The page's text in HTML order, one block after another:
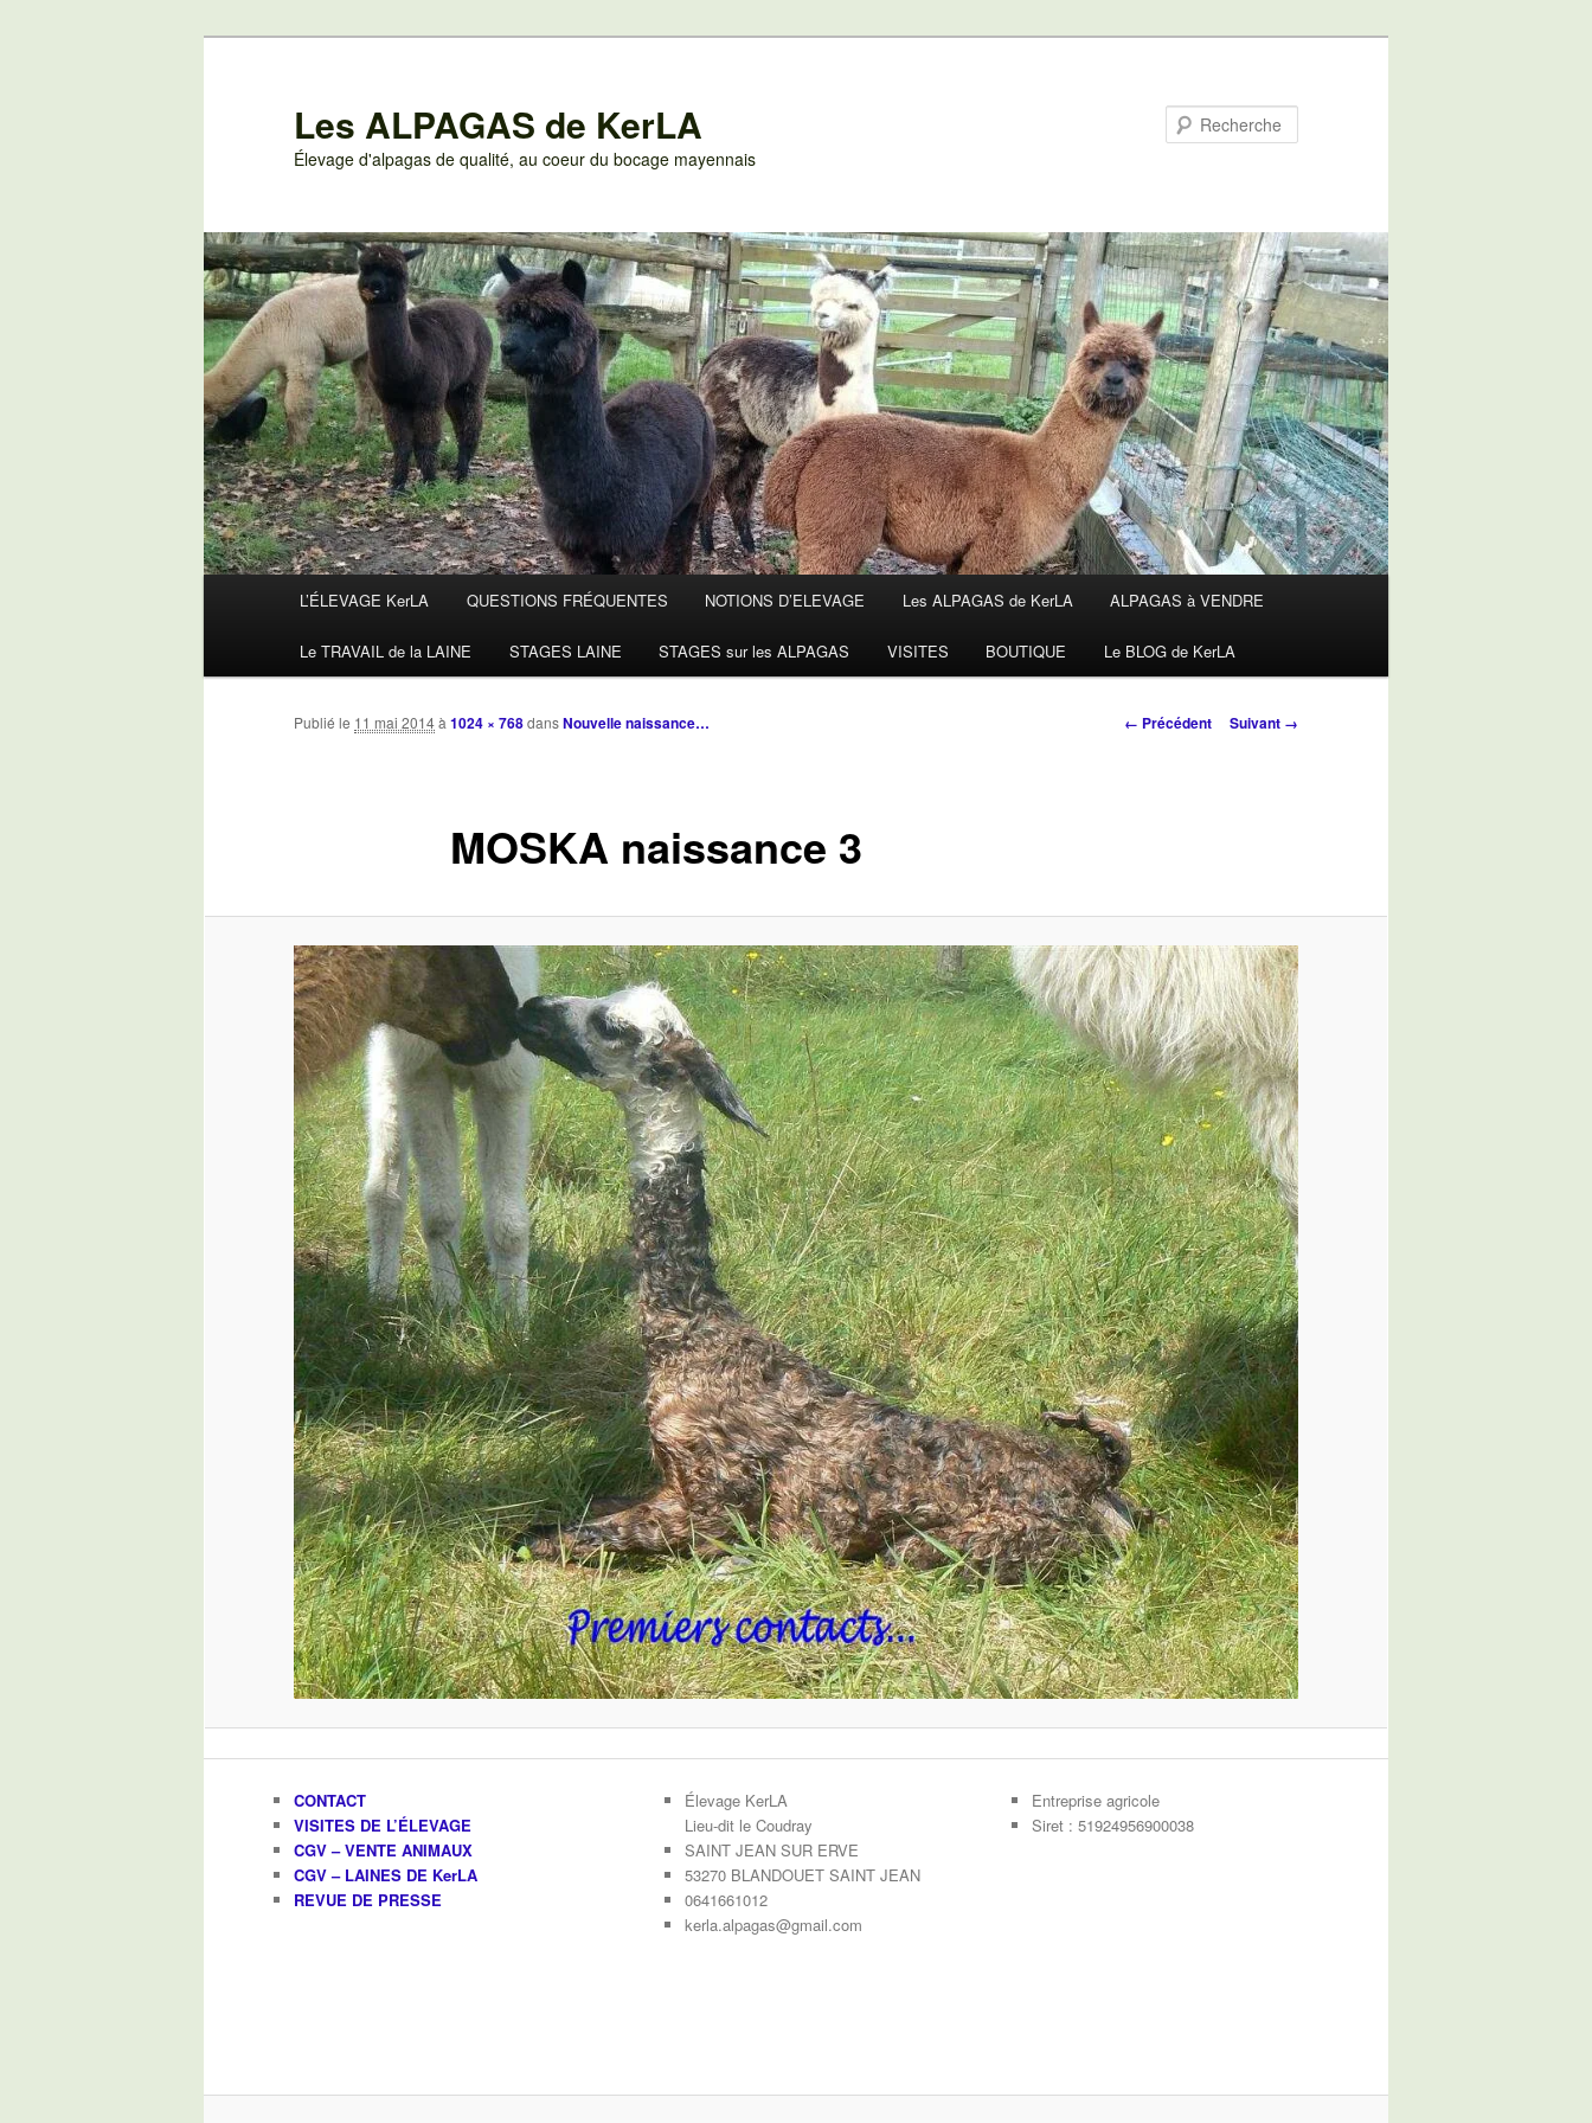
Les ALPAGAS de KerLA
Élevage d'alpagas de qualité, au coeur du bocage mayennais
L’ÉLEVAGE KerLA QUESTIONS FRÉQUENTES NOTIONS D’ELEVAGE Les ALPAGAS de KerLA ALPAGAS à VENDRE
Le TRAVAIL de la LAINE STAGES LAINE STAGES sur les ALPAGAS VISITES BOUTIQUE Le BLOG de KerLA
Navigation
← Précédent Suivant →
MOSKA naissance 3
Publié le 11 mai 2014à1024 × 768dansNouvelle naissance…
CONTACT
VISITES DE L’ÉLEVAGE
CGV – VENTE ANIMAUX
CGV – LAINES DE KerLA
REVUE DE PRESSE
Élevage KerLA
Lieu-dit le Coudray
SAINT JEAN SUR ERVE
53270 BLANDOUET SAINT JEAN
0641661012
kerla.alpagas@gmail.com
Entreprise agricole
Siret : 51924956900038